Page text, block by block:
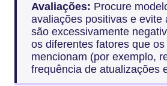
Avaliações: Procure
avaliações positivas e evite
são excessivamente
os diferentes fatores que
mencionam (por exemplo,
frequência de atualizações